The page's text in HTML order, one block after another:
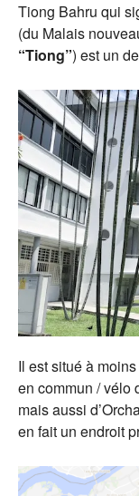
Tiong Bahru qui
(du Malais
“Tiong”) est un
Il est situé à
en commun / vélo
mais aussi
en fait un endroit